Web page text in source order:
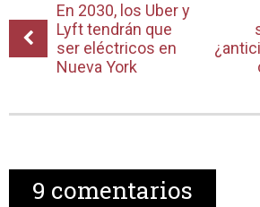
En 2030, los Uber y
Lyft tendrán que
ser eléctricos en
Nueva York
9 comentarios